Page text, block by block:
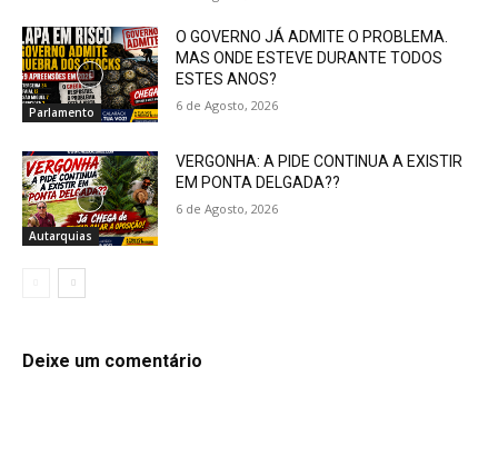
Parlamento
O GOVERNO JÁ ADMITE O PROBLEMA.
MAS ONDE ESTEVE DURANTE TODOS
ESTES ANOS?
6 de Agosto, 2026
Autarquias
VERGONHA: A PIDE CONTINUA A EXISTIR
EM PONTA DELGADA??
6 de Agosto, 2026
Deixe um comentário